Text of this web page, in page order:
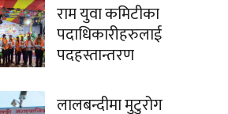
राम युवा कमिटीका
पदाधिकारीहरुलाई
पदहस्तान्तरण
लालबन्दीमा मुटुरोग